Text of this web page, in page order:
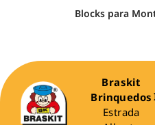
Blocks para
Braskit
Brinquedos
Estrada